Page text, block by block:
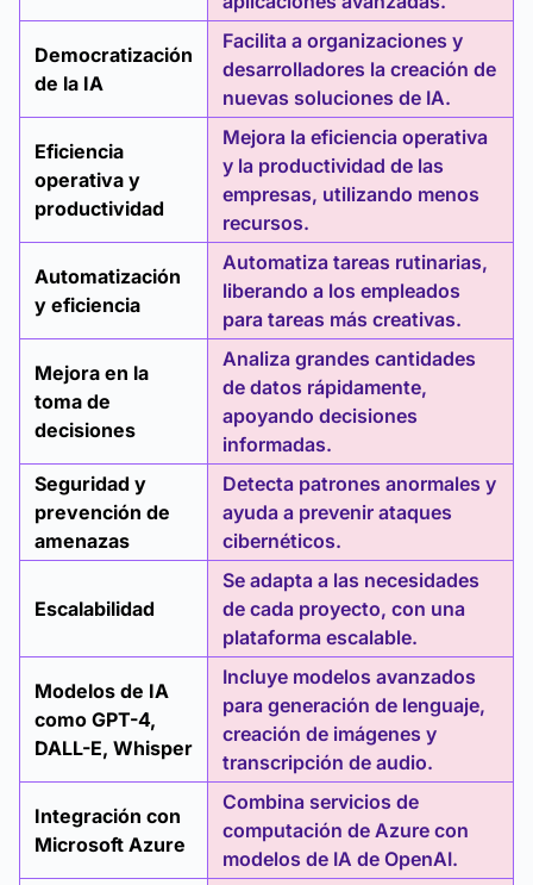
Democratización
de la IA
Facilita a organizaciones y
desarrolladores la creación de
nuevas soluciones de IA.
Eficiencia
operativa y
productividad
Mejora la eficiencia operativa
y la productividad de las
empresas, utilizando menos
recursos.
Automatización
y eficiencia
Automatiza tareas rutinarias,
liberando a los empleados
para tareas más creativas.
Mejora en la
toma de
decisiones
Analiza grandes cantidades
de datos rápidamente,
apoyando decisiones
informadas.
Seguridad y
prevención de
amenazas
Detecta patrones anormales y
ayuda a prevenir ataques
cibernéticos.
Escalabilidad
Se adapta a las necesidades
de cada proyecto, con una
plataforma escalable.
Modelos de IA
como GPT-4,
DALL-E, Whisper
Incluye modelos avanzados
para generación de lenguaje,
creación de imágenes y
transcripción de audio.
Integración con
Microsoft Azure
Combina servicios de
computación de Azure con
modelos de IA de OpenAI.